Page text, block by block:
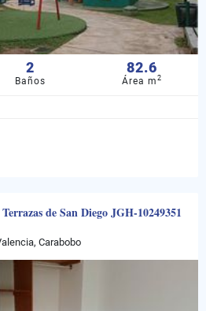
2
Baños
82.6
Área m2
de San Diego JGH-10249351
Carabobo